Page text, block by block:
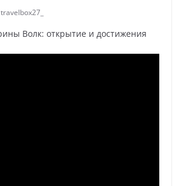
travelbox27_